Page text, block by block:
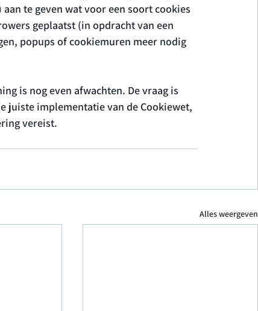
te geven wat voor een soort cookies
geplaatst (in opdracht van een
popups of cookiemuren meer nodig
is nog even afwachten. De vraag is
juiste implementatie van de Cookiewet,
vereist.
Alles weergeven